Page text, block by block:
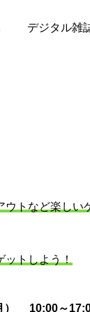
デジタル雑
ウトなど楽しい
トしよう！
） 10:00～